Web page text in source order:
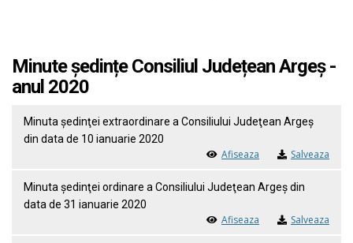
Minute ședințe Consiliul Județean Argeș -
anul 2020
Minuta ședinţei extraordinare a Consiliului Judeţean Argeş
din data de 10 ianuarie 2020
Afiseaza Salveaza
Minuta ședinţei ordinare a Consiliului Judeţean Argeş din
data de 31 ianuarie 2020
Afiseaza Salveaza